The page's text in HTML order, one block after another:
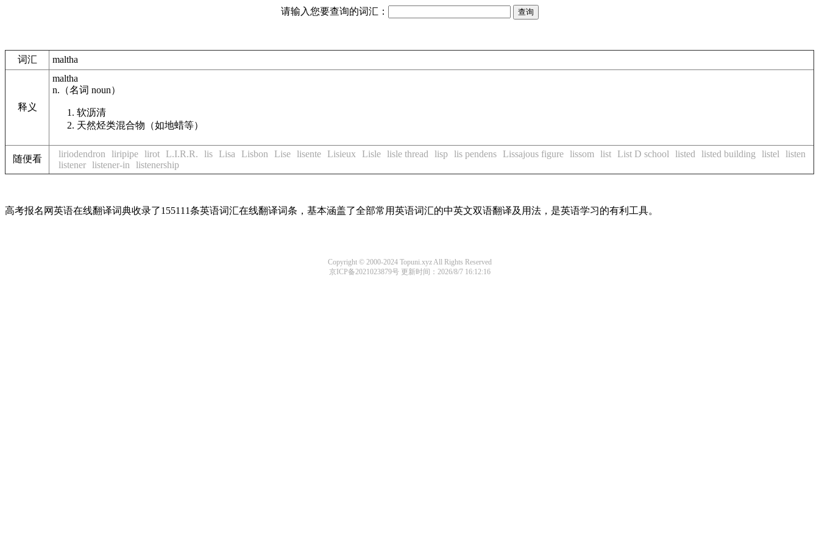
请输入您要查询的词汇：
词汇 maltha
释义
maltha
n. （名词 noun）
软沥清
天然烃类混合物（如地蜡等）
随便看 liriodendron liripipe lirot L.I.R.R. lis Lisa Lisbon Lise lisente Lisieux Lisle lisle thread lisp lis pendens Lissajous figure lissom list List D school listed listed building listel
listen
listener listener-in listenership
高考报名网英语在线翻译词典收录了155111条英语词汇在线翻译词条，基本涵盖了全部常用英语词汇的中英文双语翻译及用法，是英语学习的有利工具。
Copyright © 2000-2024 Topuni.xyz All Rights Reserved
京ICP备2021023879号更新时间：2026/8/7 16:12:16